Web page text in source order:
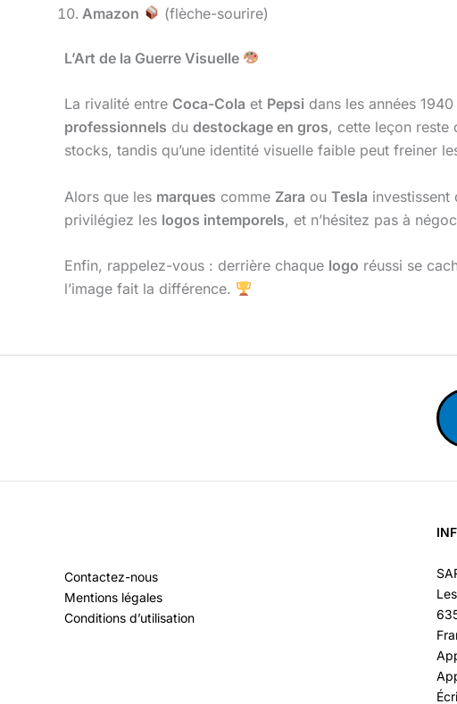
Amazon
(flèche-sourire)
L’Art de la Guerre Visuelle
La rivalité entre Coca-Cola et Pepsi dans les années
professionnels du destockage en gros, cette leçon reste
stocks, tandis qu’une identité visuelle faible peut freiner
Alors que les marques comme Zara ou Tesla investissent
privilégiez les logos intemporels, et n’hésitez pas à
Enfin, rappelez-vous : derrière chaque logo réussi se
l’image fait la différence.
Contactez-nous
Mentions légales
Conditions d’utilisation